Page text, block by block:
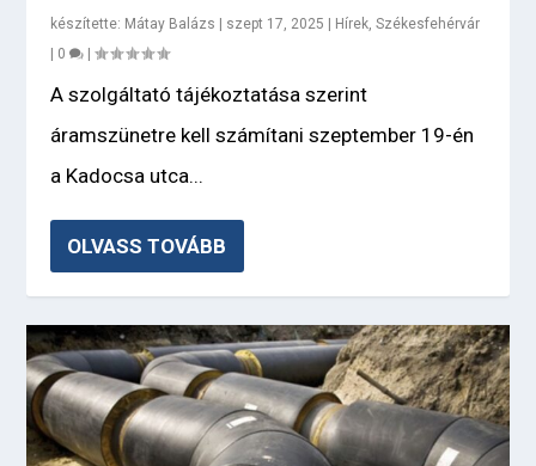
készítette: Mátay Balázs | szept 17, 2025 | Hírek ,Székesfehérvár
| 0 |
A szolgáltató tájékoztatása szerint
áramszünetre kell számítani szeptember 19-én
a Kadocsa utca...
OLVASS TOVÁBB